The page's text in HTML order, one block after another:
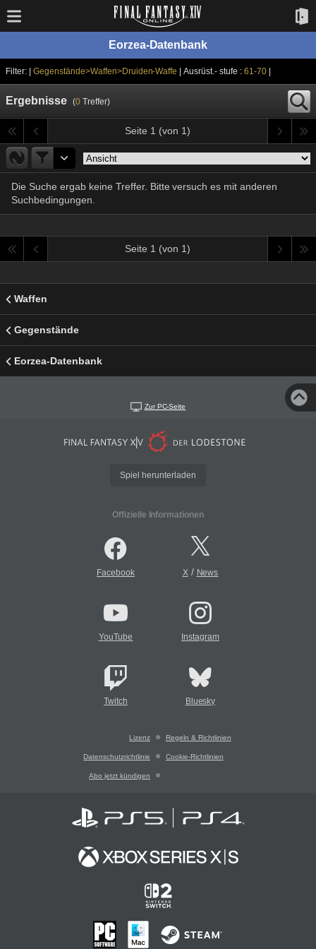
Eorzea-Datenbank
Filter: | Gegenstände>Waffen>Druiden-Waffe | Ausrüst.- stufe :61-70
Ergebnisse (0Treffer)
Seite 1 (von 1)
Die Suche ergab keine Treffer. Bitte versuch es mit anderen
Suchbedingungen.
Seite 1 (von 1)
Waffen
Gegenstände
Eorzea-Datenbank
Zur PC-Seite
Spiel herunterladen
Offizielle Informationen
Facebook X/ News
YouTube Instagram
Twitch Bluesky
Lizenz Regeln & Richtlinien
Datenschutzrichtlinie Cookie-Richtlinien
Abo jetzt kündigen